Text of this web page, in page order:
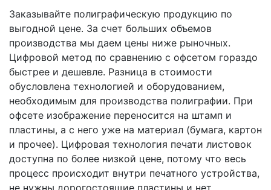
Заказывайте полиграфическую продукцию по
выгодной цене. За счет больших объемов
производства мы даем цены ниже рыночных.
Цифровой метод по сравнению с офсетом гораздо
быстрее и дешевле. Разница в стоимости
обусловлена технологией и оборудованием,
необходимым для производства полиграфии. При
офсете изображение переносится на штамп и
пластины, а с него уже на материал (бумага, картон
и прочее). Цифровая технология печати листовок
доступна по более низкой цене, потому что весь
процесс происходит внутри печатного устройства,
не нужны дорогостоящие пластины и нет